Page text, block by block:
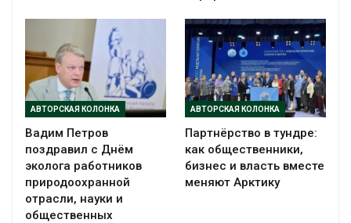
АВТОРСКАЯ КОЛОНКА
Вадим Петров
поздравил с Днём
эколога работников
природоохранной
отрасли, науки и
общественных
АВТОРСКАЯ КОЛОНКА
Партнёрство в тундре:
как общественники,
бизнес и власть вместе
меняют Арктику